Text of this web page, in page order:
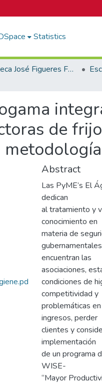
Statistics
Biblioteca José Figueres Ferrer
de
Abstract
Las PyME’s El
dedican
al tratamiento y
conocimiento en
materia de
encuentran las
asociaciones,
condiciones de
competitividad y
problemáticas
ingresos, perder
clientes y
implementación
de un programa
WISE-
“Mayor